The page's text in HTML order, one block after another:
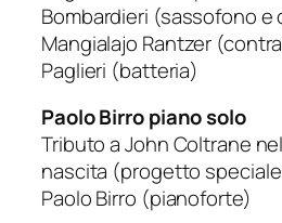
Bombardieri (sassofono
Mangialajo Rantzer
Paglieri (batteria)
Paolo Birro piano solo
Tributo a John Coltrane
nascita (progetto
Paolo Birro (pianoforte)